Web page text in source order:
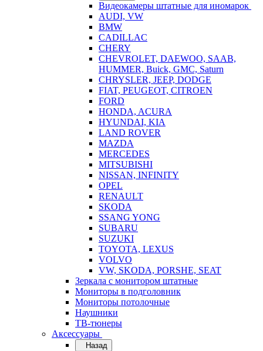
Видеокамеры штатные для иномарок
AUDI, VW
BMW
CADILLAC
CHERY
CHEVROLET, DAEWOO, SAAB,
HUMMER, Buick, GMC, Saturn
CHRYSLER, JEEP, DODGE
FIAT, PEUGEOT, CITROEN
FORD
HONDA, ACURA
HYUNDAI, KIA
LAND ROVER
MAZDA
MERCEDES
MITSUBISHI
NISSAN, INFINITY
OPEL
RENAULT
SKODA
SSANG YONG
SUBARU
SUZUKI
TOYOTA, LEXUS
VOLVO
VW, SKODA, PORSHE, SEAT
Зеркала с монитором штатные
Мониторы в подголовник
Мониторы потолочные
Наушники
ТВ-тюнеры
Аксессуары
Назад